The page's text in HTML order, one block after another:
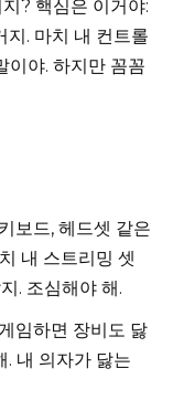
? 핵심은 이거야:
지. 마치 내 컨트롤
이야. 하지만 꼼꼼
보드, 헤드셋 같은
내 스트리밍 셋
. 조심해야 해.
임하면 장비도 닳
. 내 의자가 닳는